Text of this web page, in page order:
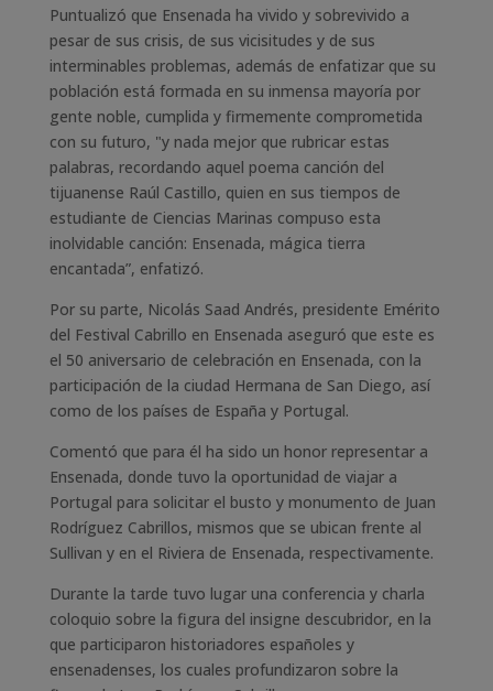
Puntualizó que Ensenada ha vivido y sobrevivido a
pesar de sus crisis, de sus vicisitudes y de sus
interminables problemas, además de enfatizar que su
población está formada en su inmensa mayoría por
gente noble, cumplida y firmemente comprometida
con su futuro, "y nada mejor que rubricar estas
palabras, recordando aquel poema canción del
tijuanense Raúl Castillo, quien en sus tiempos de
estudiante de Ciencias Marinas compuso esta
inolvidable canción: Ensenada, mágica tierra
encantada”, enfatizó.
Por su parte, Nicolás Saad Andrés, presidente Emérito
del Festival Cabrillo en Ensenada aseguró que este es
el 50 aniversario de celebración en Ensenada, con la
participación de la ciudad Hermana de San Diego, así
como de los países de España y Portugal.
Comentó que para él ha sido un honor representar a
Ensenada, donde tuvo la oportunidad de viajar a
Portugal para solicitar el busto y monumento de Juan
Rodríguez Cabrillos, mismos que se ubican frente al
Sullivan y en el Riviera de Ensenada, respectivamente.
Durante la tarde tuvo lugar una conferencia y charla
coloquio sobre la figura del insigne descubridor, en la
que participaron historiadores españoles y
ensenadenses, los cuales profundizaron sobre la